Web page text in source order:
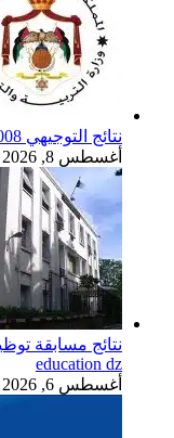
نتائج التوجيهي 2008 في الأردن للعام الدراسي 2026
أغسطس 8, 2026
education dz
أغسطس 6, 2026